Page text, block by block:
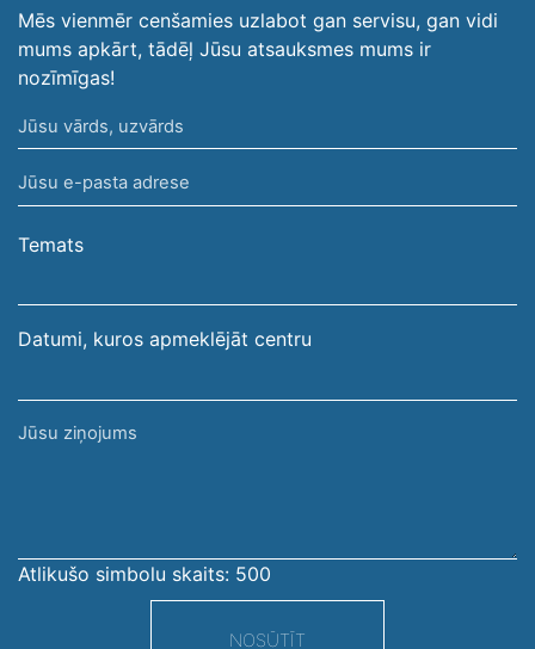
Mēs vienmēr cenšamies uzlabot gan servisu, gan vidi
mums apkārt, tādēļ Jūsu atsauksmes mums ir
nozīmīgas!
Jūsu
vārds,
uzvārds
Jūsu
e-
pasta
Temats
Datumi, kuros apmeklējāt centru
Jūsu
Atlikušo simbolu skaits: 500
NOSŪTĪT